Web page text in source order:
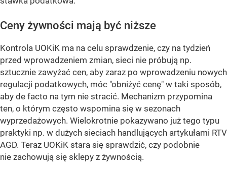
Ceny żywności mają być niższe
Kontrola UOKiK ma na celu sprawdzenie, czy na tydzień
przed wprowadzeniem zmian, sieci nie próbują np.
sztucznie zawyżać cen, aby zaraz po wprowadzeniu nowych
regulacji podatkowych, móc "obniżyć cenę" w taki sposób,
aby de facto na tym nie stracić. Mechanizm przypomina
ten, o którym często wspomina się w sezonach
wyprzedażowych. Wielokrotnie pokazywano już tego typu
praktyki np. w dużych sieciach handlujących artykułami RTV
AGD. Teraz UOKiK stara się sprawdzić, czy podobnie
nie zachowują się sklepy z żywnością.